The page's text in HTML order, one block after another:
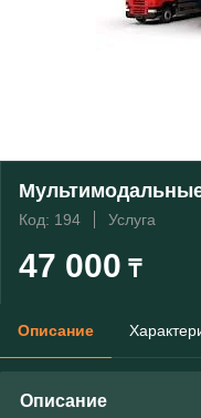
Код: 194 Услуга
47 000 ₸
Описание
Описание